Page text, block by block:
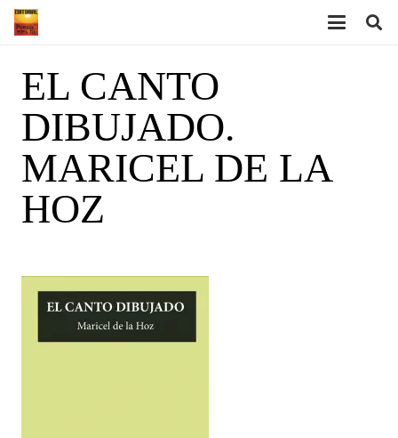
EL CANTO
DIBUJADO.
MARICEL DE LA
HOZ